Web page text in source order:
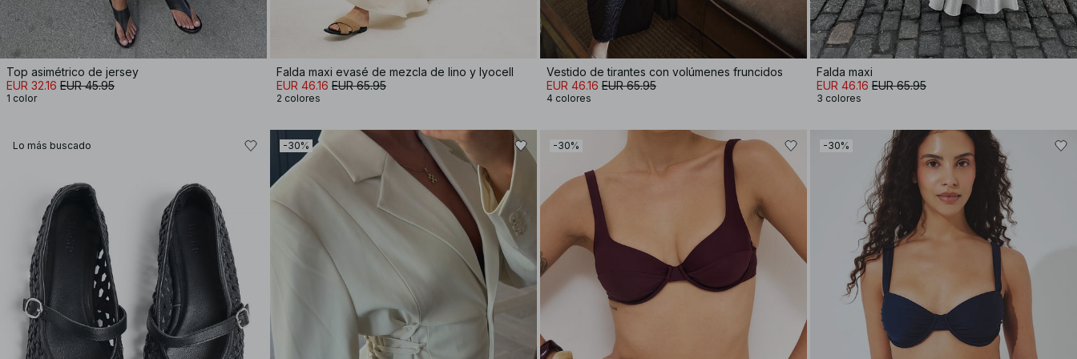
Top asimétrico de jersey
EUR 32.16 EUR 45.95
1 color
Falda maxi evasé de mezcla de lino y lyocell
EUR 46.16 EUR 65.95
2 colores
Vestido de tirantes con volúmenes fruncidos
EUR 46.16 EUR 65.95
4 colores
Falda maxi
EUR 46.16 EUR 65.95
3 colores
Lo más buscado -30% -30% -30%